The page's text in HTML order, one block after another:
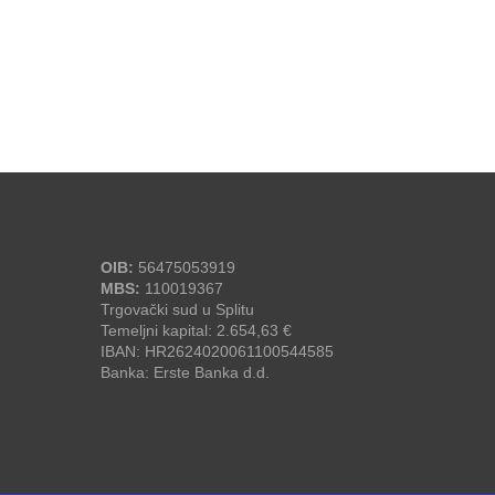
OIB: 56475053919
MBS: 110019367
Trgovački sud u Splitu
Temeljni kapital: 2.654,63 €
IBAN: HR2624020061100544585
Banka: Erste Banka d.d.